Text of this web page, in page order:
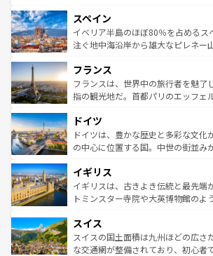
ろん、トスカーナの美しい田園風景
景など、自然景観も見逃せない。観
ピザやパスタなど、絶品のイタリア
ませてくれるイタリアで、忘れられ
なお、新着のイタリア情報はコンテ
しい。
スペイン
イベリア半島のほぼ80％を占めるス
注ぐ地中海沿岸から雄大なピレネー
文化が根付くこの国では、情熱的な
れる闘牛、そして美味しいタパスが
る。首都マドリードの洗練された雰
の城塞都市、穏やかなビーチリゾー
せる。地方によって風土や気候が異
性で訪れる人を魅
フランス
フランスは、世界中の旅行者を魅了
指の観光地だ。首都パリのエッフェ
で、幅広い魅力が詰まっている。華
聖堂、美しいビーチ、そして豊かな
から魅了する。また、フランスは美
いる。シャンパンの発祥地であるラ
香り高いラベンダー畑など、多彩な
らに、パリ以外の地域にも魅力が溢
れる地方に足を運ぶとそれぞれで全
きるだろう。 なお、新着のフラ
を参照してほしい。
ドイツ
ドイツは、豊かな歴史と多彩な文化
の中心に位置する国。中世の街並み
顔を持つこの国は、どこを歩いても
ルリンの文化的活気、バイエルン州
してライン川沿いのワイン畑といっ
は、お酒好きな人にはぜひ体験してほしい。 な
ドイツ情報はコンテンツ一覧を参照
イギリス
イギリスは、古きよき伝統と最先端
トミンスター寺院や大英博物館のよ
リアごとに異なる魅力がある。また
ティー、ビール好きにはたまらない
戦など、本場だからこそできる体験
スイス
スイスの国土面積は九州ほどの広さ
な交通網が整備されており、初心者